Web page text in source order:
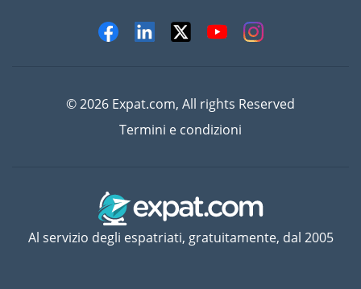
© 2026 Expat.com, All rights Reserved
Termini e condizioni
Al servizio degli espatriati, gratuitamente, dal 2005